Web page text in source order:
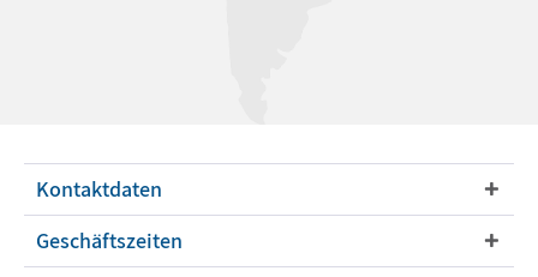
Kontaktdaten
Geschäftszeiten